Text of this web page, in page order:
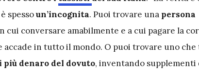
spessoun’incognita. Puoi trovare una persona
cui conversare amabilmente e a cui pagare la
accade in tutto il mondo. O puoi trovare uno
denaro del dovuto, inventando supplementi